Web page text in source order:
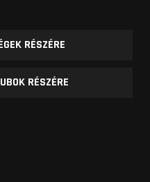
RÉSZÉRE
RÉSZÉRE